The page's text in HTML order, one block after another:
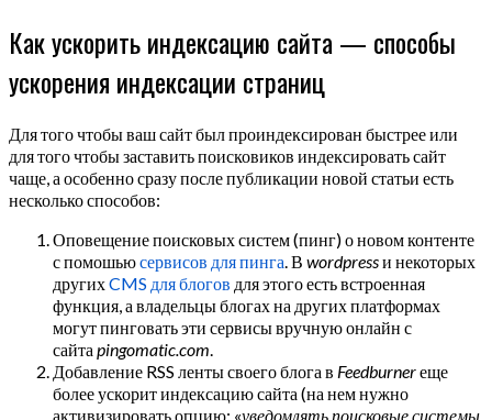
Как ускорить индексацию сайта — способы
ускорения индексации страниц
Для того чтобы ваш сайт был проиндексирован быстрее или
для того чтобы заставить поисковиков индексировать сайт
чаще, а особенно сразу после публикации новой статьи есть
несколько способов:
Оповещение поисковых систем (пинг) о новом контенте
с помошьюсервисов для пинга . В wordpressи некоторых
другихCMS для блогов для этого есть встроенная
функция, а владельцы блогах на других платформах
могут пинговать эти сервисы вручную онлайн с
сайта pingomatic.com
Добавление RSS ленты своего блога в Feedburnerеще
более ускорит индексацию сайта (на нем нужно
активизировать опцию: «уведомлять поисковые системы